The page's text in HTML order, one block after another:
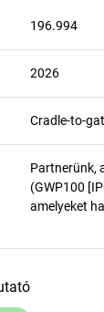
196.994
2026
Cradle-to-
Partnerünk,
(GWP100
amelyeket